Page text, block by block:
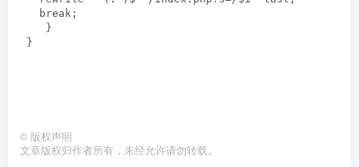
}
© 版权声明
文章版权归作者所有，未经允许请勿转载。